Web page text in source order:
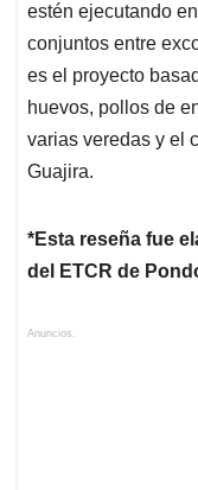
estén ejecutando
conjuntos entre
es el proyecto
huevos, pollos de
varias veredas y el
Guajira.
*Esta reseña fue
del ETCR de
Anuncios.